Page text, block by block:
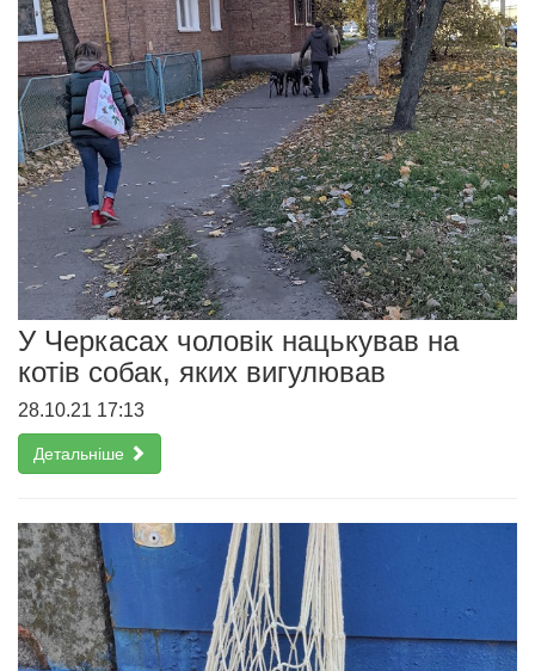
У Черкасах чоловік нацькував на
котів собак, яких вигулював
28.10.21 17:13
Детальніше